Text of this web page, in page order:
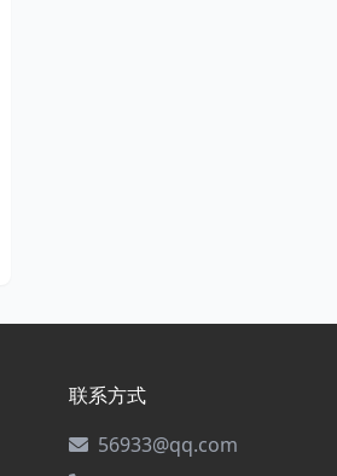
联系方式
56933@qq.com